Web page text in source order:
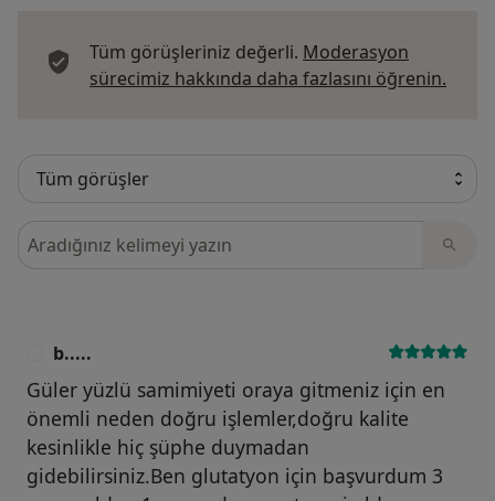
Tüm görüşleriniz değerli. Moderasyon
sürecimiz hakkında daha fazlasını öğrenin.
Görüşler içerisinde ara
b.....
Güler yüzlü samimiyeti oraya gitmeniz için en
önemli neden doğru işlemler,doğru kalite
kesinlikle hiç şüphe duymadan
gidebilirsiniz.Ben glutatyon için başvurdum 3